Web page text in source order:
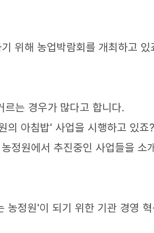
위해 농업박람회를 개최하고 있
는 경우가 많다고 합니다.
의 아침밥' 사업을 시행하고 있죠?
정원에서 추진중인 사업들을 소
농정원'이 되기 위한 기관 경영